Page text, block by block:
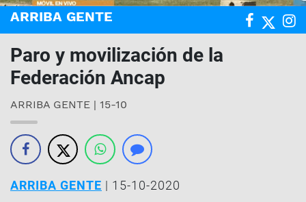
ARRIBA GENTE
Paro y movilización de la
Federación Ancap
ARRIBA GENTE | 15-10
ARRIBA GENTE | 15-10-2020